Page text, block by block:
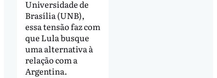
Universidade de
Brasília (UNB),
essa tensão faz com
que Lula busque
uma alternativa à
relação com a
Argentina.